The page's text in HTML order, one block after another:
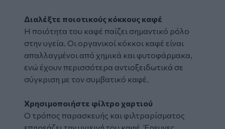
Διαλέξτε ποιοτικούς κόκκους καφέ
Η ποιότητα του καφέ παίζει σημαντικό ρόλο
στην υγεία. Οι οργανικοί κόκκοι καφέ είναι
απαλλαγμένοι από χημικά και φυτοφάρμακα,
ενώ έχουν περισσότερα αντιοξειδωτικά σε
σύγκριση με τον συμβατικό καφέ.
Χρησιμοποιήστε φίλτρο χαρτιού
Ο τρόπος παρασκευής και φιλτραρίσματος